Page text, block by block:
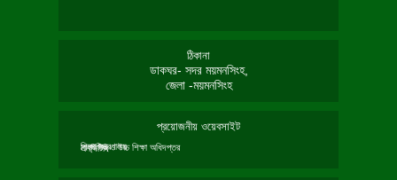
ঠিকানা
ডাকঘর- সদর ময়মনসিংহ,
জেলা -ময়মনসিংহ
প্রয়োজনীয় ওয়েবসাইট
শিক্ষা মন্ত্রণালয়
মাধ্যমিক ও উচ্চ শিক্ষা অধিদপ্তর
এনসিটিবি